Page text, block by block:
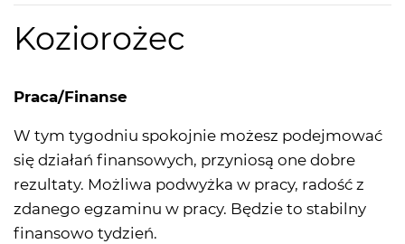
Koziorożec
Praca/Finanse
W tym tygodniu spokojnie możesz podejmować
się działań finansowych, przyniosą one dobre
rezultaty. Możliwa podwyżka w pracy, radość z
zdanego egzaminu w pracy. Będzie to stabilny
finansowo tydzień.